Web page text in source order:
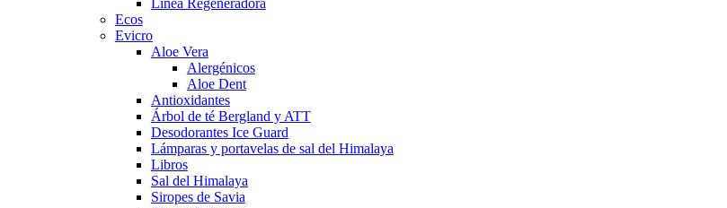
Ecos
Evicro
Aloe Vera
Alergénicos
Aloe Dent
Antioxidantes
Árbol de té Bergland y ATT
Desodorantes Ice Guard
Lámparas y portavelas de sal del Himalaya
Libros
Sal del Himalaya
Siropes de Savia